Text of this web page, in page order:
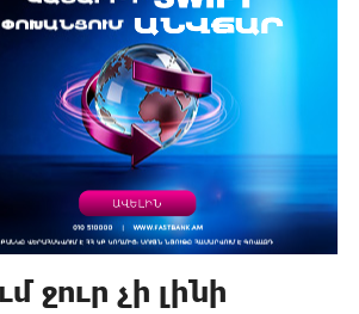
ջուր չի լինի